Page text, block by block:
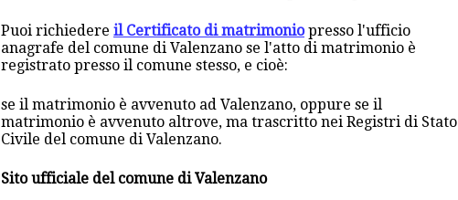
Puoi richiedereil Certificato di matrimoniopresso l'ufficio
anagrafe del comune di Valenzano se l'atto di matrimonio è
registrato presso il comune stesso, e cioè:
se il matrimonio è avvenuto ad Valenzano, oppure se il
matrimonio è avvenuto altrove, ma trascritto nei Registri di Stato
Civile del comune di Valenzano.
Sito ufficiale del comune di Valenzano